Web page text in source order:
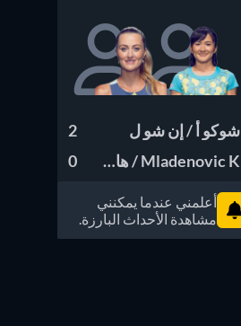
شوكو أ / إن شو ل
2
Mladenovic K / هانيو غ
0
أعلمني عندما يمكنني
مشاهدة الأحداث البارزة.